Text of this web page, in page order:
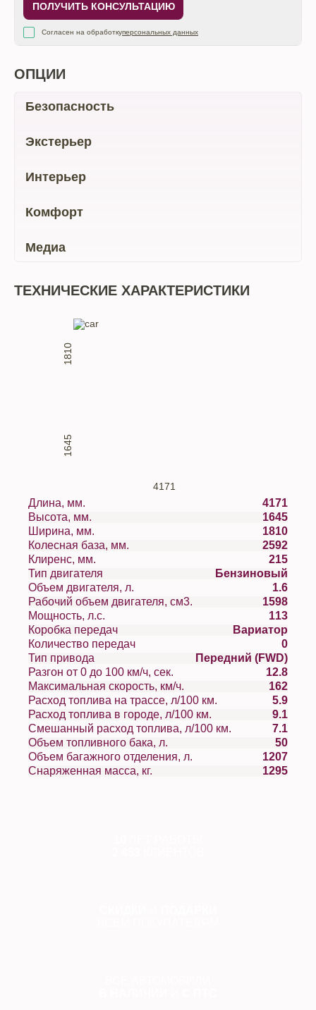
ПОЛУЧИТЬ КОНСУЛЬТАЦИЮ
Согласен на обработкуперсональных данных
ОПЦИИ
Безопасность
Экстерьер
Интерьер
Комфорт
Медиа
ТЕХНИЧЕСКИЕ ХАРАКТЕРИСТИКИ
4171
1645
1810
Длина, мм.
4171
Высота, мм.
1645
Ширина, мм.
1810
Колесная база, мм.
2592
Клиренс, мм.
215
Тип двигателя
Бензиновый
Объем двигателя, л.
1.6
Рабочий объем двигателя, см3.
1598
Мощность, л.с.
113
Коробка передач
Вариатор
Количество передач
0
Тип привода
Передний (FWD)
Разгон от 0 до 100 км/ч, сек.
12.8
Максимальная скорость, км/ч.
162
Расход топлива на трассе, л/100 км.
5.9
Расход топлива в городе, л/100 км.
9.1
Смешанный расход топлива, л/100 км.
7.1
Объем топливного бака, л.
50
Объем багажного отделения, л.
1207
Снаряженная масса, кг.
1295